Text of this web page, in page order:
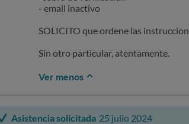
- email inactivo
SOLICITO que ordene las
Sin otro particular, atentamente.
Ver menos
Asistencia solicitada 25 julio 2024